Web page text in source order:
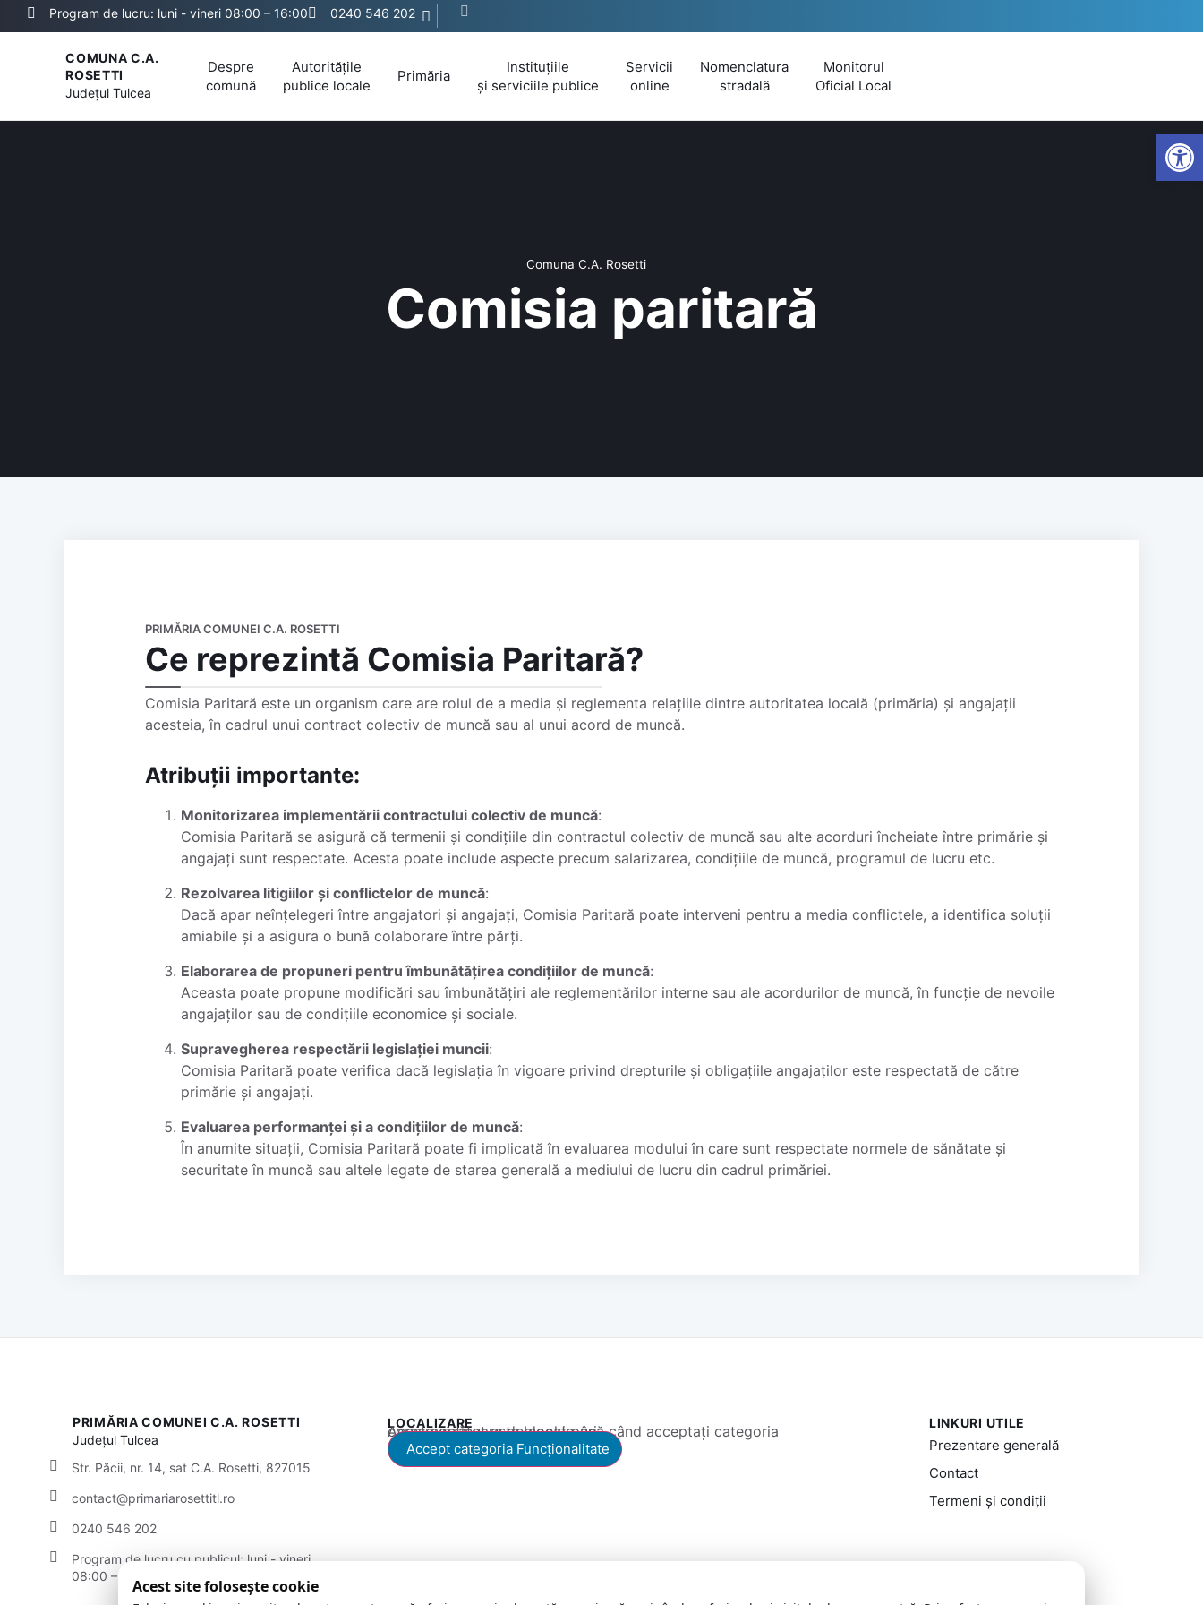
Program de lucru: luni - vineri 08:00 – 16:00 0240 546 202
COMUNA C.A.
ROSETTI
JudețulTulcea
Despre
comună
Autoritățile
publice locale
Primăria
Instituțiile
și serviciile publice
Servicii
online
Nomenclatura
stradală
Monitorul
Oficial Local
Comuna C.A. Rosetti
Comisia paritară
PRIMĂRIA COMUNEI C.A. ROSETTI
Ce reprezintă Comisia Paritară?
Comisia Paritară este un organism care are rolul de a media și reglementa relațiile dintre autoritatea locală (primăria) și angajații
acesteia, în cadrul unui contract colectiv de muncă sau al unui acord de muncă.
Atribuții importante:
Monitorizarea implementării contractului colectiv de muncă:
Comisia Paritară se asigură că termenii și condițiile din contractul colectiv de muncă sau alte acorduri încheiate între primărie și
angajați sunt respectate. Acesta poate include aspecte precum salarizarea, condițiile de muncă, programul de lucru etc.
Rezolvarea litigiilor și conflictelor de muncă:
Dacă apar neînțelegeri între angajatori și angajați, Comisia Paritară poate interveni pentru a media conflictele, a identifica soluții
amiabile și a asigura o bună colaborare între părți.
Elaborarea de propuneri pentru îmbunătățirea condițiilor de muncă:
Aceasta poate propune modificări sau îmbunătățiri ale reglementărilor interne sau ale acordurilor de muncă, în funcție de nevoile
angajaților sau de condițiile economice și sociale.
Supravegherea respectării legislației muncii:
Comisia Paritară poate verifica dacă legislația în vigoare privind drepturile și obligațiile angajaților este respectată de către
primărie și angajați.
Evaluarea performanței și a condițiilor de muncă:
În anumite situații, Comisia Paritară poate fi implicată în evaluarea modului în care sunt respectate normele de sănătate și
securitate în muncă sau altele legate de starea generală a mediului de lucru din cadrul primăriei.
PRIMĂRIA COMUNEI C.A. ROSETTI
JudețulTulcea
Str. Păcii, nr. 14, sat C.A. Rosetti, 827015
contact@primariarosettitl.ro
0240 546 202
Program de lucru cu publicul: luni - vineri
08:00 – 16:00
LOCALIZARE
Acest conținut este blocat până când acceptați categoria corespunzătoare de cookie-uri.
Accept categoria Funcționalitate
LINKURI UTILE
Prezentare generală
Contact
Termeni și condiții
Acest site folosește cookie